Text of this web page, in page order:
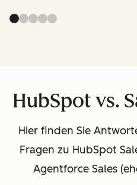
HubSpot vs.
Hier finden Sie
Fragen zu HubSpot
Agentforce Sales